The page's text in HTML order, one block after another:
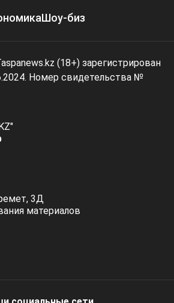
Шоу-биз
(18+) зарегистрирован
Номер свидетельства №
3Д
материалов